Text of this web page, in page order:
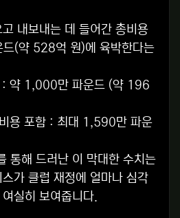
내보내는 데 들어간 총비용
(약 528억 원)에 육박한다는
: 약 1,000만 파운드 (약 196
용 포함 : 최대 1,590만 파운
통해 드러난 이 막대한 수치는
가 클럽 재정에 얼마나 심각
실히 보여줍니다.